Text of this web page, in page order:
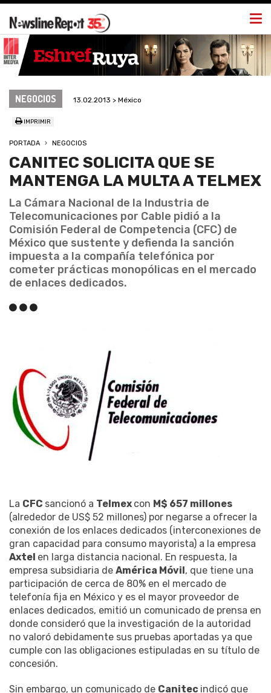
NEGOCIOS 13.02.2013 > México
IMPRIMIR
PORTADA NEGOCIOS
CANITEC SOLICITA QUE SE
MANTENGA LA MULTA A TELMEX
La Cámara Nacional de la Industria de
Telecomunicaciones por Cable pidió a la
Comisión Federal de Competencia (CFC) de
México que sustente y defienda la sanción
impuesta a la compañía telefónica por
cometer prácticas monopólicas en el mercado
de enlaces dedicados.
La CFC sancionó a Telmex con M$ 657 millones
(alrededor de US$ 52 millones) por negarse a ofrecer la
conexión de los enlaces dedicados (interconexiones de
gran capacidad para consumo mayorista) a la empresa
Axtel en larga distancia nacional. En respuesta, la
empresa subsidiaria de América Móvil, que tiene una
participación de cerca de 80% en el mercado de
telefonía fija en México y es el mayor proveedor de
enlaces dedicados, emitió un comunicado de prensa en
donde consideró que la investigación de la autoridad
no valoró debidamente sus pruebas aportadas ya que
cumple con las obligaciones estipuladas en su título de
concesión.
Sin embargo, un comunicado de Canitec indicó que